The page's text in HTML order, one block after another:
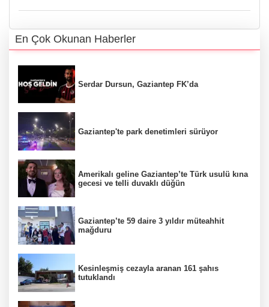
En Çok Okunan Haberler
Serdar Dursun, Gaziantep FK’da
Gaziantep'te park denetimleri sürüyor
Amerikalı geline Gaziantep’te Türk usulü kına
gecesi ve telli duvaklı düğün
Gaziantep’te 59 daire 3 yıldır müteahhit
mağduru
Kesinleşmiş cezayla aranan 161 şahıs
tutuklandı